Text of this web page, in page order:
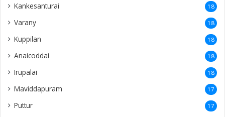
Kankesanturai 18
Varany 18
Kuppilan 18
Anaicoddai 18
Irupalai 18
Maviddapuram 17
Puttur 17